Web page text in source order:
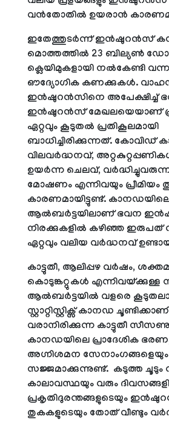
വൻതോതിൽ ഉയരാൻ
ഇതേത്തുടർന്ന് ഇൻഷുറൻസ്
മൊത്തത്തിൽ 23 ബില്യൺ
ക്ലെയിമുകളായി നൽകേണ്ടി
ഔദ്യോഗിക കണക്കുകൾ.
ഇൻഷുറൻസിനെ അപേക്ഷിച്ച്
ഇൻഷുറൻസ് മേഖലയെയാണ്
ഏറ്റവും കൂടുതൽ പ്രതികൂലമായി
ബാധിച്ചിരിക്കുന്നത്. കോവിഡ്
വിലവർദ്ധനവ്,
ഉയർന്ന ചെലവ്,
മോഷണം എന്നിവയും പ്രീമിയം
കാരണമായിട്ടുണ്ട്. കാനഡയിലെ
ആൽബർട്ടയിലാണ് ഭവന
നിരക്കുകളിൽ കഴിഞ്ഞ ഇരുപത്
ഏറ്റവും വലിയ വർദ്ധനവ്
കാട്ടുതീ, ആലിപ്പഴ വർഷം,
കൊടുങ്കറ്റുകൾ എന്നിവയ്ക്കുള്ള
ആൽബർട്ടയിൽ വളരെ
സ്റ്റാറ്റിസ്റ്റിക്സ് കാനഡ
വരാനിരിക്കുന്ന കാട്ടുതീ
കാനഡയിലെ പ്രാദേശിക
അഗ്നിശമന സേനാംഗങ്ങളെയും
സജ്ജമാക്കുന്നുണ്ട്. കടുത്ത ചൂടും
കാലാവസ്ഥയും വരും
പ്രകൃതിദുരന്തങ്ങളുടെയും
തുകകളുടെയും തോത് വീണ്ടും